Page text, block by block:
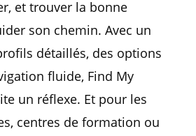
et trouver la bonne
son chemin. Avec un
détaillés, des options
fluide, Find My
un réflexe. Et pour les
centres de formation ou